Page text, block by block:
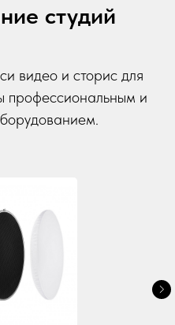
студий
видео и сторис для
профессиональным и